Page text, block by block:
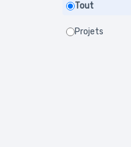
Tout
Projets